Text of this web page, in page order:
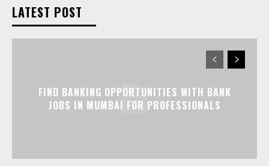
LATEST POST
FIND BANKING OPPORTUNITIES WITH BANK
JOBS IN MUMBAI FOR PROFESSIONALS